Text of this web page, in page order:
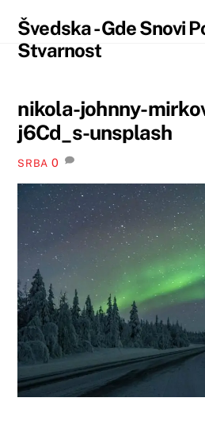
content
content
Švedska - Gde Snovi
Stvarnost
nikola-johnny-
j6Cd_s-unsplash
SRBA 0